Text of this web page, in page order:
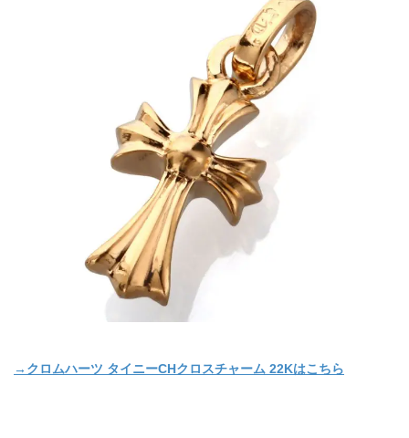
→クロムハーツ タイニーCHクロスチャーム 22Kはこちら